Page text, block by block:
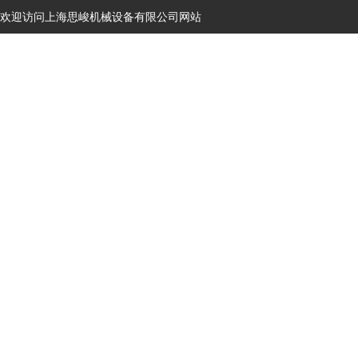
欢迎访问上海思峻机械设备有限公司网站